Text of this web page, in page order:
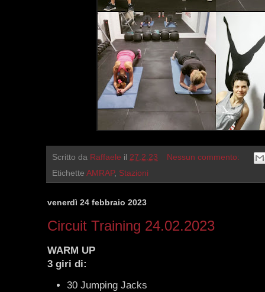
Scritto da Raffaele il 27.2.23
Nessun commento:
Etichette AMRAP, Stazioni
venerdì 24 febbraio 2023
Circuit Training 24.02.2023
WARM UP
3 giri di:
30 Jumping Jacks